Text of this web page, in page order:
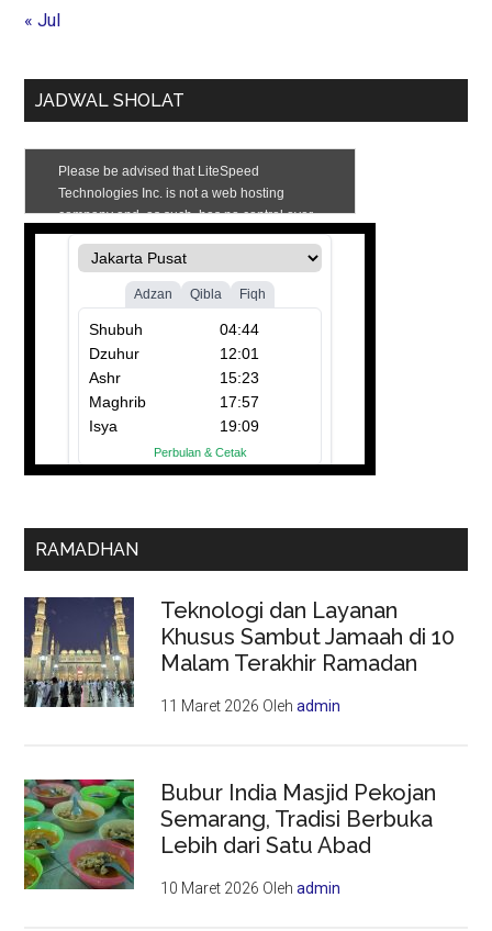
« Jul
JADWAL SHOLAT
RAMADHAN
Teknologi dan Layanan
Khusus Sambut Jamaah di 10
Malam Terakhir Ramadan
11 Maret 2026 Olehadmin
Bubur India Masjid Pekojan
Semarang, Tradisi Berbuka
Lebih dari Satu Abad
10 Maret 2026 Olehadmin